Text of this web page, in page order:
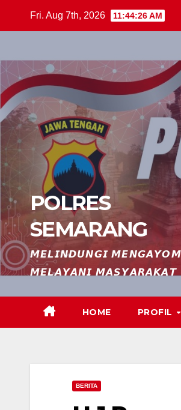
Fri. Aug 7th, 2026 11:44:27 AM
POLRES
SEMARANG
𝙈𝙀𝙇𝙄𝙉𝘿𝙐𝙉𝙂𝙄
𝙈𝙀𝙇𝘼𝙔𝘼𝙉𝙄 𝙈𝘼𝙎𝙔𝘼𝙍𝘼𝙆𝘼𝙏
HOME PROFIL
BERITA